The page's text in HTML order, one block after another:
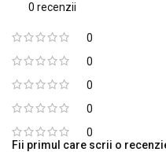
0 recenzii
0
0
0
0
0
Fii primul care scrii o